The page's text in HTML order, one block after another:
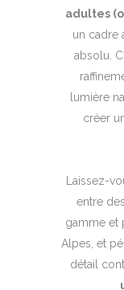
adultes
un cadre
absolu.
lumière
créer
Laissez-
entre
gamme et
Alpes, et
détail